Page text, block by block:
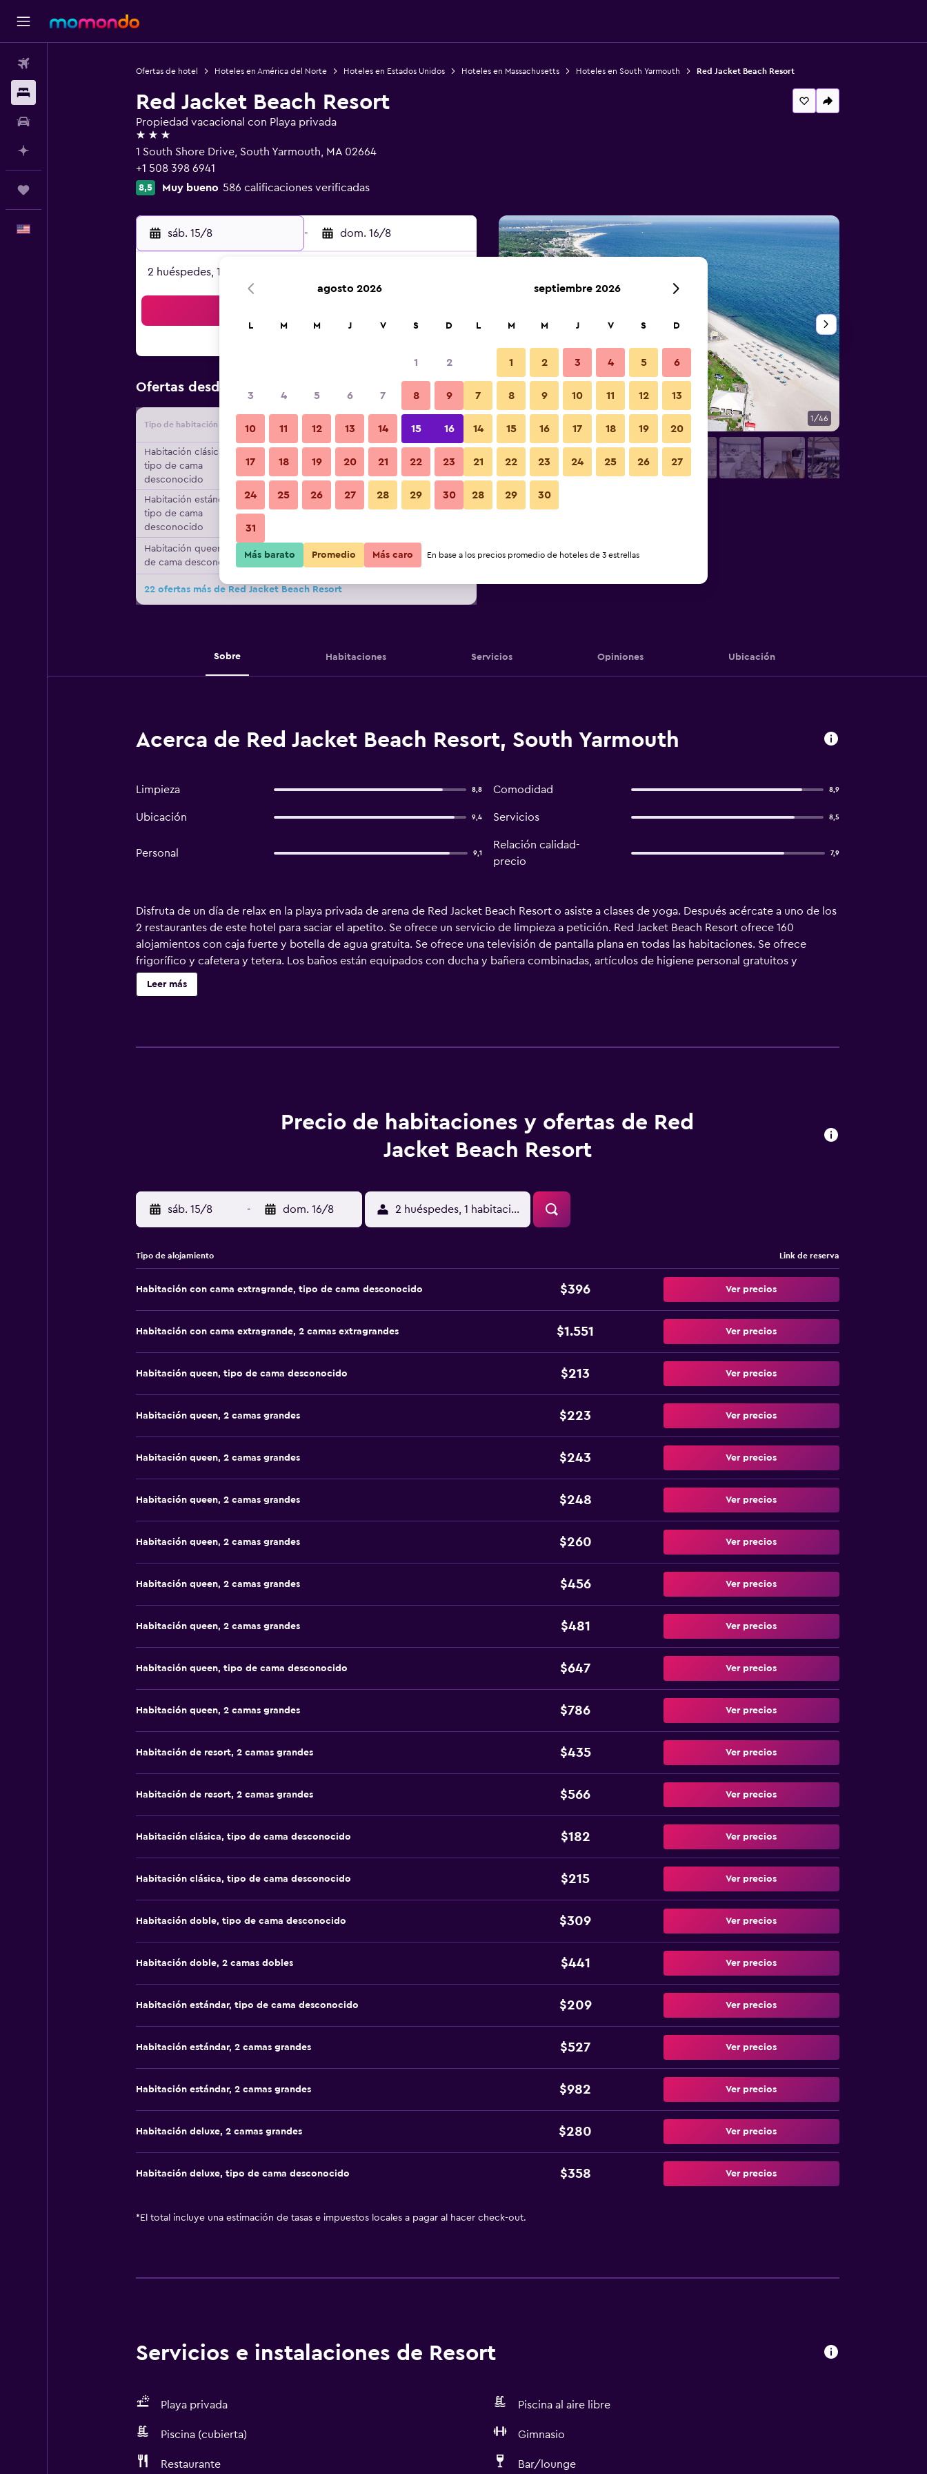
Ofertas de hotel Hoteles en América del Norte Hoteles en Estados Unidos Hoteles en Massachusetts Hoteles en South Yarmouth Red Jacket Beach Resort
Red Jacket Beach Resort
Propiedad vacacional con Playa privada
3 estrellas
1 South Shore Drive, South Yarmouth, MA 02664
+1 508 398 6941
8,5 Muy bueno 586 calificaciones verificadas
sáb. 15/8 - dom. 16/8
2 huéspedes, 1 habitación
Ofertas desde Oferta más barata de precio por noche
Tipo de habitación Proveedor Total noche
Habitación clásica,
tipo de cama
desconocido
$182 Ver oferta
Habitación estándar,
tipo de cama
desconocido
Habitación queen, tipo
de cama desconocido
$213 Ver oferta
22 ofertas más de Red Jacket Beach Resort
Playa 1/46
Fotos
Sobre Habitaciones Servicios Opiniones Ubicación
Acerca de Red Jacket Beach Resort, South Yarmouth
Limpieza 8,8 Comodidad 8,9
Ubicación 9,4 Servicios 8,5
Personal 9,1
Relación calidad-
precio
7,9
Disfruta de un día de relax en la playa privada de arena de Red Jacket Beach Resort o asiste a clases de yoga. Después acércate a uno de los
2 restaurantes de este hotel para saciar el apetito. Se ofrece un servicio de limpieza a petición. Red Jacket Beach Resort ofrece 160
alojamientos con caja fuerte y botella de agua gratuita. Se ofrece una televisión de pantalla plana en todas las habitaciones. Se ofrece
frigorífico y cafetera y tetera. Los baños están equipados con ducha y bañera combinadas, artículos de higiene personal gratuitos y
secador de pelo. Los huéspedes pueden navegar por la web gracias a nuestro acceso a Internet wifi gratis. Los servicios para las personas
de negocios incluyen escritorio y sillas de oficina, además de teléfono; se ofrecen llamadas locales gratuitas (pueden existir restricciones).
Leer más
Precio de habitaciones y ofertas de Red
Jacket Beach Resort
sáb. 15/8 - dom. 16/8 2 huéspedes, 1 habitación
Tipo de alojamiento Link de reserva
Habitación con cama extragrande, tipo de cama desconocido $396 Ver precios
Habitación con cama extragrande, 2 camas extragrandes $1.551 Ver precios
Habitación queen, tipo de cama desconocido $213 Ver precios
Habitación queen, 2 camas grandes $223 Ver precios
Habitación queen, 2 camas grandes $243 Ver precios
Habitación queen, 2 camas grandes $248 Ver precios
Habitación queen, 2 camas grandes $260 Ver precios
Habitación queen, 2 camas grandes $456 Ver precios
Habitación queen, 2 camas grandes $481 Ver precios
Habitación queen, tipo de cama desconocido $647 Ver precios
Habitación queen, 2 camas grandes $786 Ver precios
Habitación de resort, 2 camas grandes $435 Ver precios
Habitación de resort, 2 camas grandes $566 Ver precios
Habitación clásica, tipo de cama desconocido $182 Ver precios
Habitación clásica, tipo de cama desconocido $215 Ver precios
Habitación doble, tipo de cama desconocido $309 Ver precios
Habitación doble, 2 camas dobles $441 Ver precios
Habitación estándar, tipo de cama desconocido $209 Ver precios
Habitación estándar, 2 camas grandes $527 Ver precios
Habitación estándar, 2 camas grandes $982 Ver precios
Habitación deluxe, 2 camas grandes $280 Ver precios
Habitación deluxe, tipo de cama desconocido $358 Ver precios
* El total incluye una estimación de tasas e impuestos locales a pagar al hacer check-out.
Servicios e instalaciones de Resort
Playa privada Piscina al aire libre
Piscina (cubierta) Gimnasio
Restaurante Bar/lounge
agosto 2026
L M M J V S D
1 2
3 4 5 6 7 8 9
10 11 12 13 14 15 16
17 18 19 20 21 22 23
24 25 26 27 28 29 30
31
septiembre 2026
L M M J V S D
1 2 3 4 5 6
7 8 9 10 11 12 13
14 15 16 17 18 19 20
21 22 23 24 25 26 27
28 29 30
Más barato Promedio Más caro En base a los precios promedio de hoteles de 3 estrellas